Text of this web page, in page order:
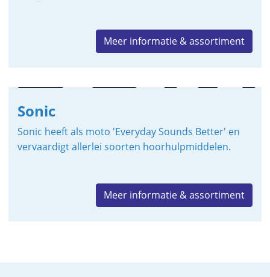
Meer informatie & assortiment
Sonic
Sonic heeft als moto 'Everyday Sounds Better' en
vervaardigt allerlei soorten hoorhulpmiddelen.
Meer informatie & assortiment